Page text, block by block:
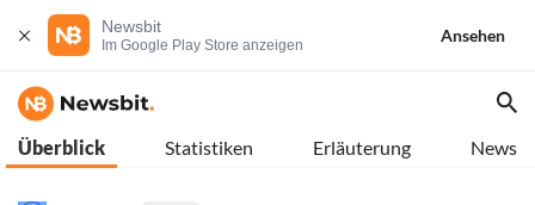
Newsbit
Im Google Play Store anzeigen
Ansehen
Überblick Statistiken Erläuterung News